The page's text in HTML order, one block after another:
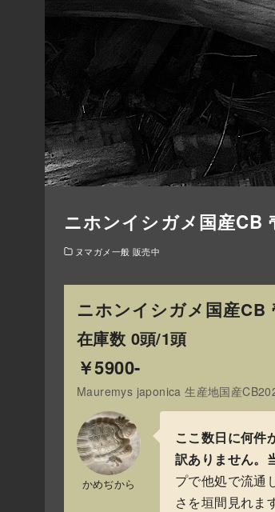
ニホンイシガメ国産CB
ヌマガメ一般 販売中
ニホンイシガメ国産CB
在庫数 0頭/1頭
￥5900-
Mauremys japonica 生産地国産
かめぢから
ここ数日に何件
訳ありません。
プで他処で流通
さを垣間見れま